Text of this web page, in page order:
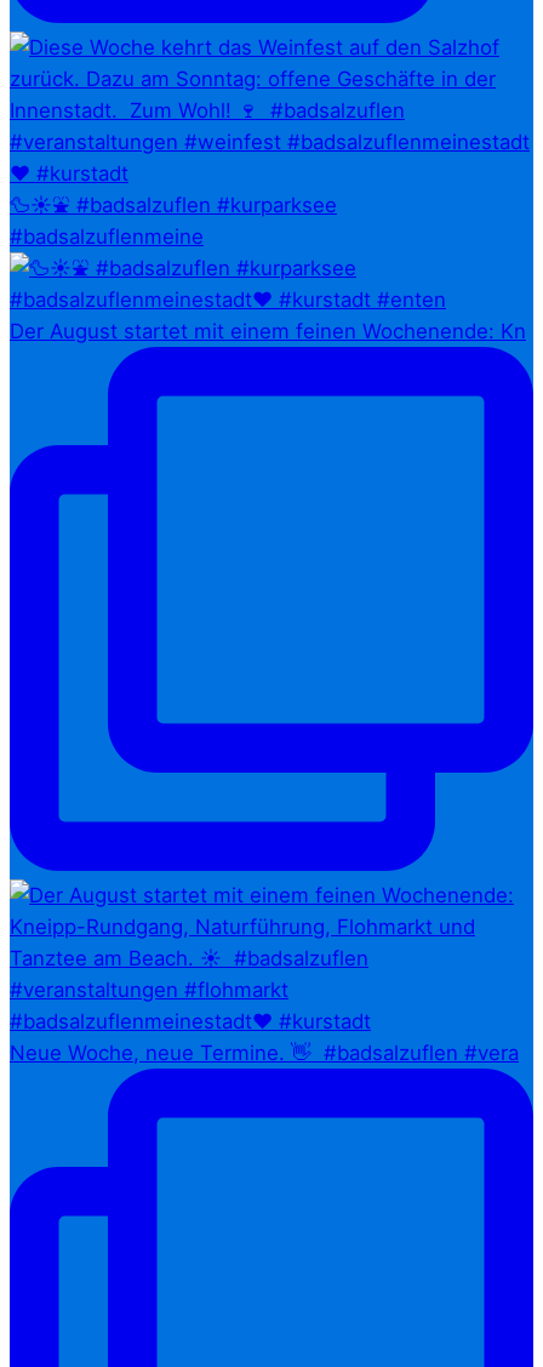
🦆☀️⛲ #badsalzuflen #kurparksee
#badsalzuflenmeine
Der August startet mit einem feinen Wochenende: Kn
Neue Woche, neue Termine. 👋⁠ ⁠ #badsalzuflen #vera